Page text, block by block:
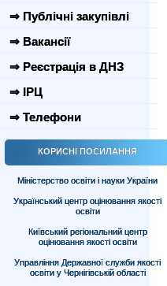
⇒ Публічні закупівлі
⇒ Вакансії
⇒ Реєстрація в ДНЗ
⇒ ІРЦ
⇒ Телефони
КОРИСНІ ПОСИЛАННЯ
Міністерство освіти і науки України
Український центр оцінювання якості
освіти
Київський регіональний центр
оцінювання якості освіти
Управління Державної служби якості
освіти у Чернігівській області